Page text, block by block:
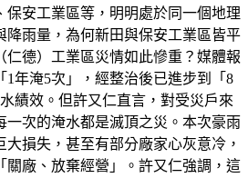
保安工業區等，明明處於同一個地理
降雨量，為何新田與保安工業區皆平
仁德）工業區災情如此慘重？媒體報
1年淹5次」，經整治後已進步到「8
績效。但許又仁直言，對受災戶來
一次的淹水都是滅頂之災。本次豪雨
損失，甚至有部分廠家心灰意冷，
關廠、放棄經營」。許又仁強調，這